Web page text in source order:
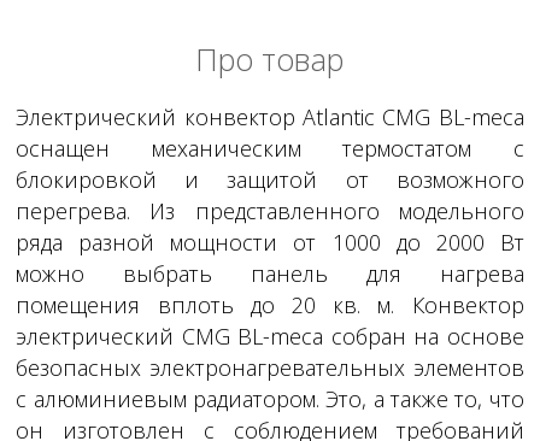
Про товар
Электрический конвектор Atlantic CMG BL-meca
оснащен механическим термостатом с
блокировкой и защитой от возможного
перегрева. Из представленного модельного
ряда разной мощности от 1000 до 2000 Вт
можно выбрать панель для нагрева
помещения вплоть до 20 кв. м. Конвектор
электрический CMG BL-meca собран на основе
безопасных электронагревательных элементов
с алюминиевым радиатором. Это, а также то, что
он изготовлен с соблюдением требований